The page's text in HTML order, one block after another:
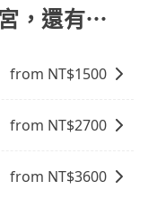
負擔550元車資，
了時間但上一位
的人來說就有不
似方便，但實際
或者載行李時，
性：需要便利性
的線上訂房平台
、
房，事後也不用
時上架而發生超
店，不然就是還
面，如不怕麻
據自己的需要預
於需要在城市內
程和目的地來計
用於單程或從一
，還有⋯
from NT$1500
from NT$2700
from NT$3600